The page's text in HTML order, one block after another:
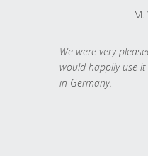
M.
We were very
would happily use
in Germany.